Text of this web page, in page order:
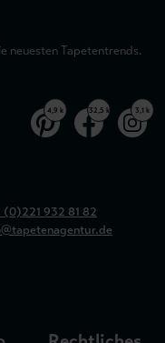
neuesten Tapetentrends.
4,9 k 32,5 k 3,1 k
(0)221 932 81 82